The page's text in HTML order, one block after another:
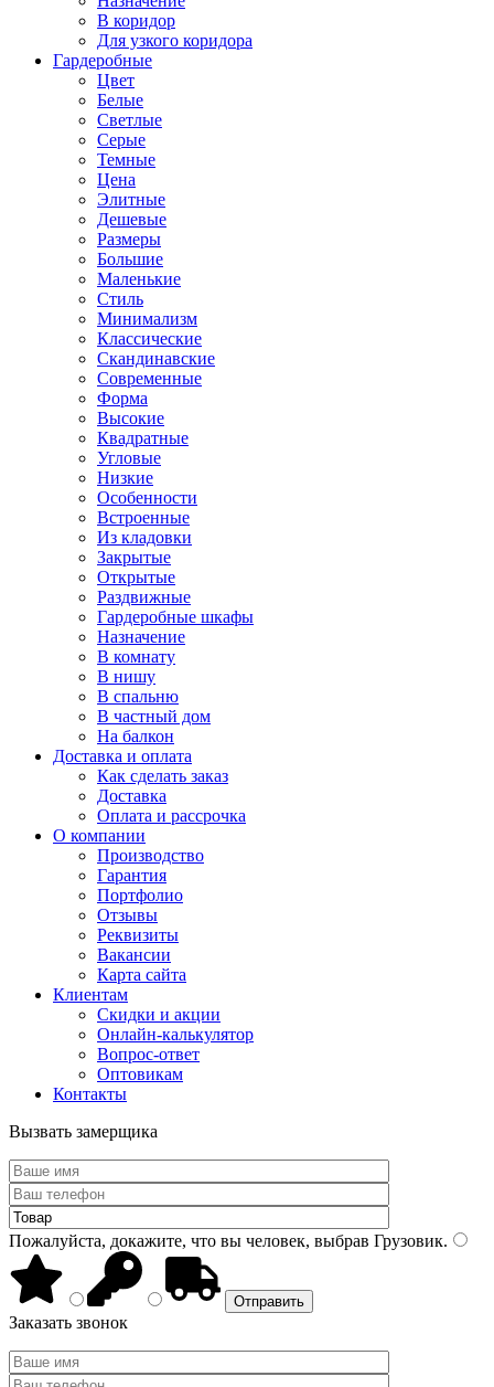
В коридор
Для узкого коридора
Гардеробные
Цвет
Белые
Светлые
Серые
Темные
Цена
Элитные
Дешевые
Размеры
Большие
Маленькие
Стиль
Минимализм
Классические
Скандинавские
Современные
Форма
Высокие
Квадратные
Угловые
Низкие
Особенности
Встроенные
Из кладовки
Закрытые
Открытые
Раздвижные
Гардеробные шкафы
Назначение
В комнату
В нишу
В спальню
В частный дом
На балкон
Доставка и оплата
Как сделать заказ
Доставка
Оплата и рассрочка
О компании
Производство
Гарантия
Портфолио
Отзывы
Реквизиты
Вакансии
Карта сайта
Клиентам
Скидки и акции
Онлайн-калькулятор
Вопрос-ответ
Оптовикам
Контакты
Вызвать замерщика
Пожалуйста, докажите, что вы человек, выбрав Грузовик.
Заказать звонок